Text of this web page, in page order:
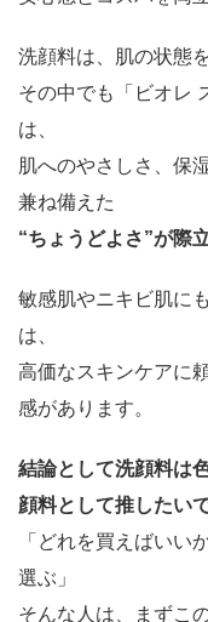
洗顔料は、肌の状態
その中でも「ビオレ
は、
肌へのやさしさ、保
兼ね備えた
“ちょうどよさ”が際
敏感肌やニキビ肌に
は、
高価なスキンケアに
感があります。
結論として洗顔料は
顔料として推したいで
「どれを買えばいい
選ぶ」
そんな人は、まずこ